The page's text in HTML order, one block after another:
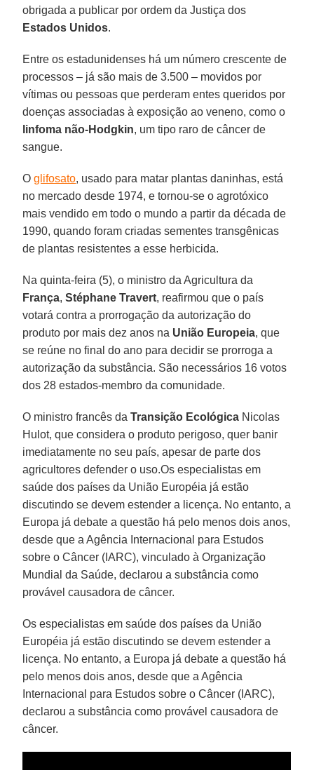
obrigada a publicar por ordem da Justiça dos
Estados Unidos.
Entre os estadunidenses há um número crescente de
processos – já são mais de 3.500 – movidos por
vítimas ou pessoas que perderam entes queridos por
doenças associadas à exposição ao veneno, como o
linfoma não-Hodgkin, um tipo raro de câncer de
sangue.
Oglifosato, usado para matar plantas daninhas, está
no mercado desde 1974, e tornou-se o agrotóxico
mais vendido em todo o mundo a partir da década de
1990, quando foram criadas sementes transgênicas
de plantas resistentes a esse herbicida.
Na quinta-feira (5), o ministro da Agricultura da
França,Stéphane Travert, reafirmou que o país
votará contra a prorrogação da autorização do
produto por mais dez anos na União Europeia, que
se reúne no final do ano para decidir se prorroga a
autorização da substância. São necessários 16 votos
dos 28 estados-membro da comunidade.
O ministro francês daTransição Ecológica Nicolas
Hulot, que considera o produto perigoso, quer banir
imediatamente no seu país, apesar de parte dos
agricultores defender o uso.Os especialistas em
saúde dos países da União Européia já estão
discutindo se devem estender a licença. No entanto, a
Europa já debate a questão há pelo menos dois anos,
desde que a Agência Internacional para Estudos
sobre o Câncer (IARC), vinculado à Organização
Mundial da Saúde, declarou a substância como
provável causadora de câncer.
Os especialistas em saúde dos países da União
Européia já estão discutindo se devem estender a
licença. No entanto, a Europa já debate a questão há
pelo menos dois anos, desde que a Agência
Internacional para Estudos sobre o Câncer (IARC),
declarou a substância como provável causadora de
câncer.